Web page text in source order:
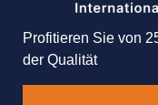
Profitieren Sie von
der Qualität